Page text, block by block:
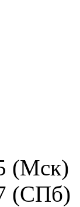
(Мск)
(СПб)